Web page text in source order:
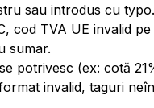
sau introdus cu typo.
cod TVA UE invalid
sumar.
potrivesc (ex: cotă
invalid, taguri